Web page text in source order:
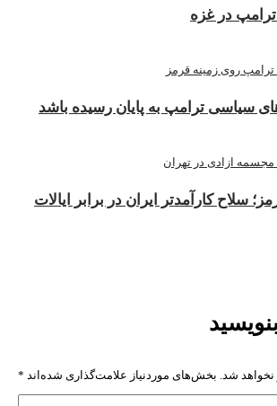
در غزه
سیاسی ترامپ به پایان رسیده باشد
سلاح کارآمدتر ایران در برابر ایالات
شد. بخش‌های موردنیاز علامت‌گذاری شده‌اند *